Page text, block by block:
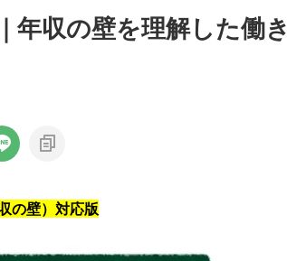
年収の壁を理解した働き
の壁）対応版